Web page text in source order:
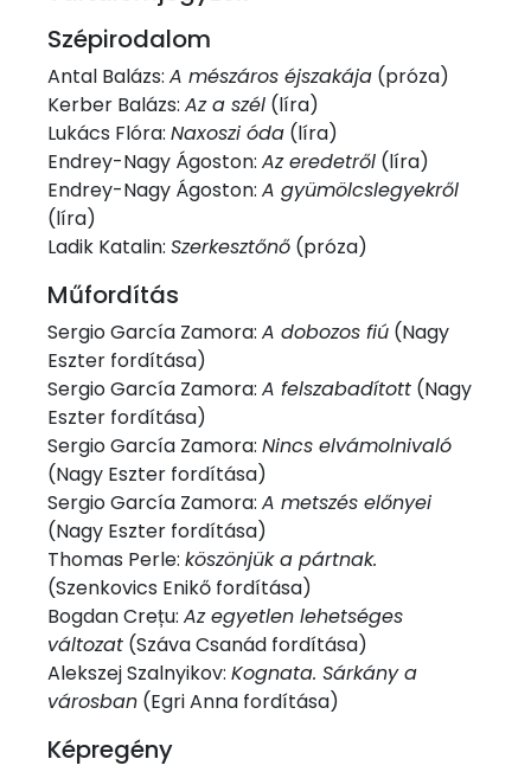
Szépirodalom
Antal Balázs: A mészáros éjszakája (próza)
Kerber Balázs: Az a szél (líra)
Lukács Flóra: Naxoszi óda (líra)
Endrey-Nagy Ágoston: Az eredetről (líra)
Endrey-Nagy Ágoston: A gyümölcslegyekről
(líra)
Ladik Katalin: Szerkesztőnő (próza)
Műfordítás
Sergio García Zamora: A dobozos fiú (Nagy
Eszter fordítása)
Sergio García Zamora: A felszabadított (Nagy
Eszter fordítása)
Sergio García Zamora: Nincs elvámolnivaló
(Nagy Eszter fordítása)
Sergio García Zamora: A metszés előnyei
(Nagy Eszter fordítása)
Thomas Perle: köszönjük a pártnak.
(Szenkovics Enikő fordítása)
Bogdan Crețu: Az egyetlen lehetséges
változat (Száva Csanád fordítása)
Alekszej Szalnyikov: Kognata. Sárkány a
városban (Egri Anna fordítása)
Képregény